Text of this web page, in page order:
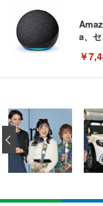
a、
￥
い
キ
ン
(黒
￥
イト
￥
EIZO
回
￥
‹